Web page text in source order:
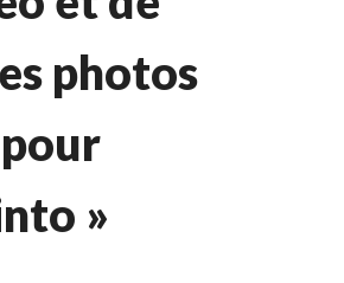
photos
»